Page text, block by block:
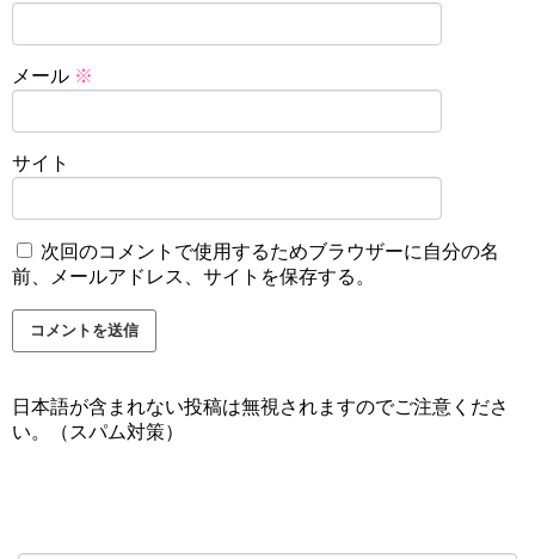
メール ※
サイト
次回のコメントで使用するためブラウザーに自分の名
前、メールアドレス、サイトを保存する。
日本語が含まれない投稿は無視されますのでご注意くださ
い。（スパム対策）